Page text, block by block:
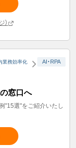
）
業務効率化 AI・RPA
窓口へ
"15選"をご紹介いたし